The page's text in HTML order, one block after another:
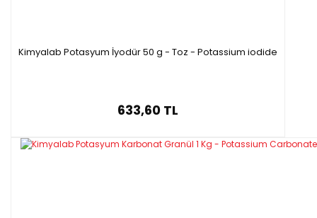
Kimyalab Potasyum İyodür 50 g - Toz - Potassium iodide
633,60 TL